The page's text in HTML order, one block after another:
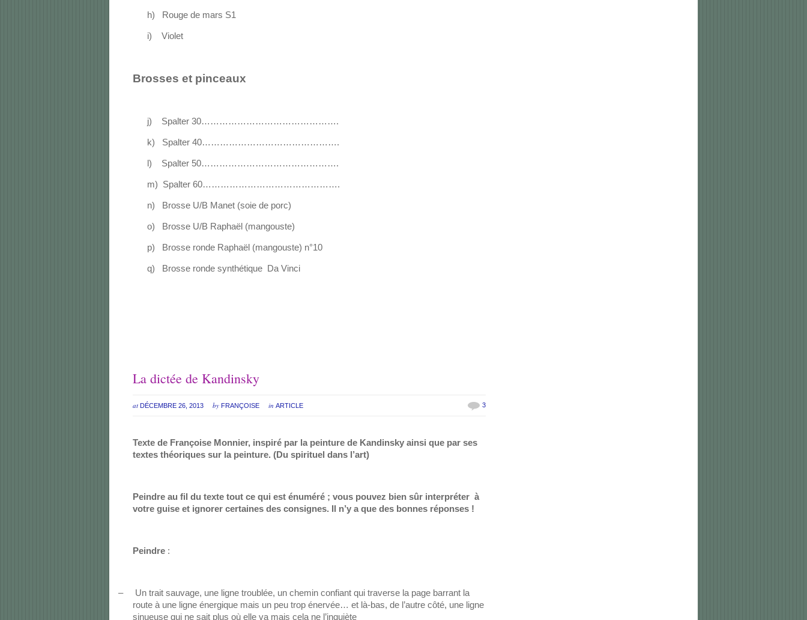
h) Rouge de mars S1
i) Violet
Brosses et pinceaux
j) Spalter 30……………………………………….
k) Spalter 40……………………………………….
l) Spalter 50……………………………………….
m) Spalter 60……………………………………….
n) Brosse U/B Manet (soie de porc)
o) Brosse U/B Raphaël (mangouste)
p) Brosse ronde Raphaël (mangouste) n°10
q) Brosse ronde synthétique Da Vinci
La dictée de Kandinsky
at DÉCEMBRE 26, 2013 by FRANÇOISE inARTICLE 3
Texte de Françoise Monnier, inspiré par la peinture de Kandinsky ainsi que par ses
textes théoriques sur la peinture. (Du spirituel dans l’art)
Peindre au fil du texte tout ce qui est énuméré ; vous pouvez bien sûr interpréter à
votre guise et ignorer certaines des consignes. Il n’y a que des bonnes réponses !
Peindre :
–
Un trait sauvage, une ligne troublée, un chemin confiant qui traverse la page barrant la
route à une ligne énergique mais un peu trop énervée… et là-bas, de l’autre côté, une ligne
sinueuse qui ne sait plus où elle va mais cela ne l’inquiète